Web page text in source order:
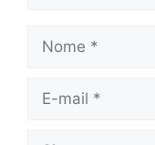
Nome
Site